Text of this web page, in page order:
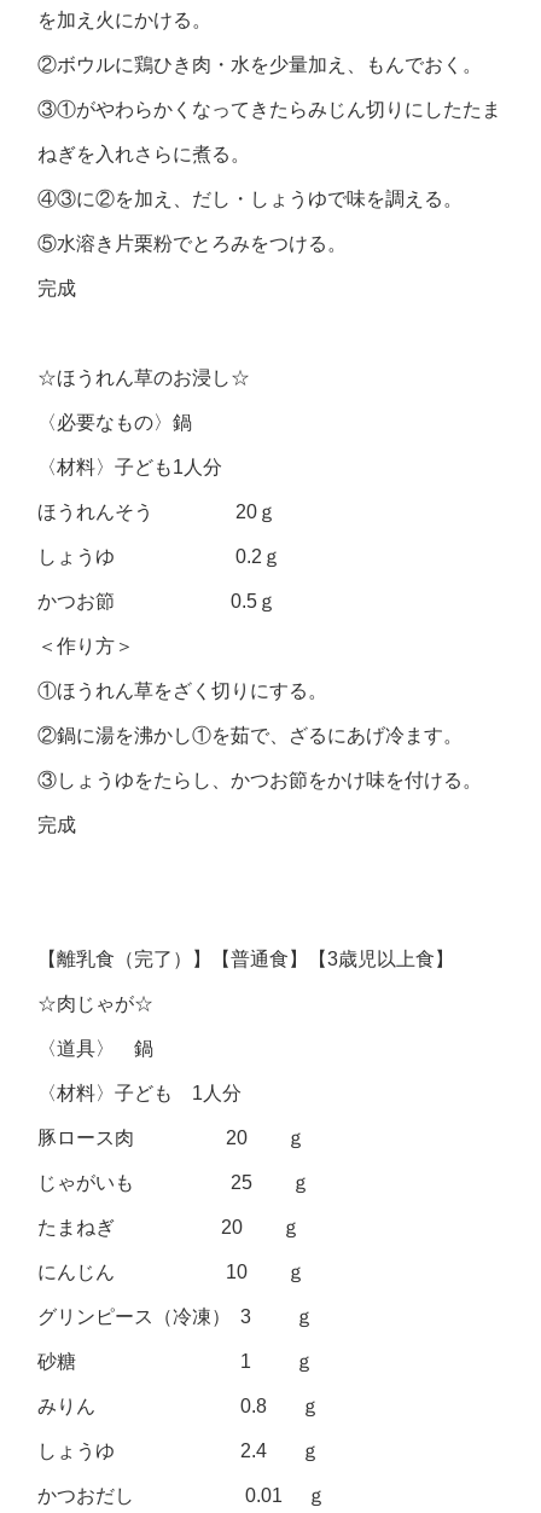
を加え火にかける。
②ボウルに鶏ひき肉・水を少量加え、もんでおく。
③①がやわらかくなってきたらみじん切りにしたたま
ねぎを入れさらに煮る。
④③に②を加え、だし・しょうゆで味を調える。
⑤水溶き片栗粉でとろみをつける。
完成
☆ほうれん草のお浸し☆
〈必要なもの〉鍋
〈材料〉子ども1人分
ほうれんそう 20ｇ
しょうゆ 0.2ｇ
かつお節 0.5ｇ
＜作り方＞
①ほうれん草をざく切りにする。
②鍋に湯を沸かし①を茹で、ざるにあげ冷ます。
③しょうゆをたらし、かつお節をかけ味を付ける。
完成
【離乳食（完了）】【普通食】【3歳児以上食】
☆肉じゃが☆
〈道具〉 鍋
〈材料〉子ども 1人分
豚ロース肉 20 ｇ
じゃがいも 25 ｇ
たまねぎ 20 ｇ
にんじん 10 ｇ
グリンピース（冷凍） 3 ｇ
砂糖 1 ｇ
みりん 0.8 ｇ
しょうゆ 2.4 ｇ
かつおだし 0.01 ｇ